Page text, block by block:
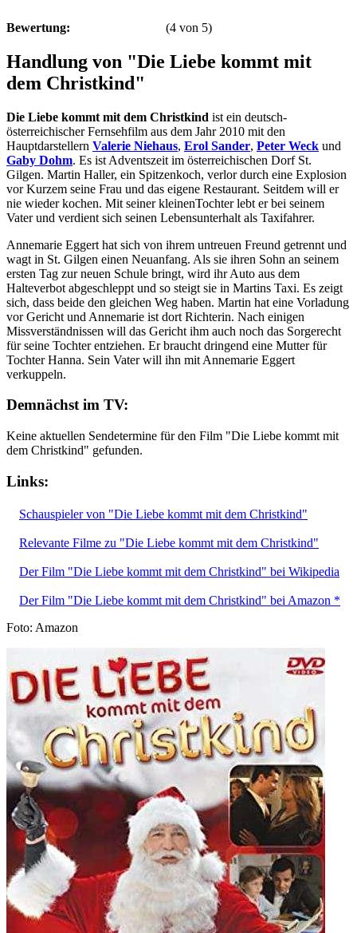
Bewertung: (4 von 5)
Handlung von "Die Liebe kommt mit
dem Christkind"
Die Liebe kommt mit dem Christkind ist ein deutsch-
österreichischer Fernsehfilm aus dem Jahr 2010 mit den
Hauptdarstellern Valerie Niehaus, Erol Sander, Peter Weck und
Gaby Dohm. Es ist Adventszeit im österreichischen Dorf St.
Gilgen. Martin Haller, ein Spitzenkoch, verlor durch eine Explosion
vor Kurzem seine Frau und das eigene Restaurant. Seitdem will er
nie wieder kochen. Mit seiner kleinenTochter lebt er bei seinem
Vater und verdient sich seinen Lebensunterhalt als Taxifahrer.
Annemarie Eggert hat sich von ihrem untreuen Freund getrennt und
wagt in St. Gilgen einen Neuanfang. Als sie ihren Sohn an seinem
ersten Tag zur neuen Schule bringt, wird ihr Auto aus dem
Halteverbot abgeschleppt und so steigt sie in Martins Taxi. Es zeigt
sich, dass beide den gleichen Weg haben. Martin hat eine Vorladung
vor Gericht und Annemarie ist dort Richterin. Nach einigen
Missverständnissen will das Gericht ihm auch noch das Sorgerecht
für seine Tochter entziehen. Er braucht dringend eine Mutter für
Tochter Hanna. Sein Vater will ihn mit Annemarie Eggert
verkuppeln.
Demnächst im TV:
Keine aktuellen Sendetermine für den Film "Die Liebe kommt mit
dem Christkind" gefunden.
Links:
Schauspieler von "Die Liebe kommt mit dem Christkind"
Relevante Filme zu "Die Liebe kommt mit dem Christkind"
Der Film "Die Liebe kommt mit dem Christkind" bei Wikipedia
Der Film "Die Liebe kommt mit dem Christkind" bei Amazon *
Foto: Amazon